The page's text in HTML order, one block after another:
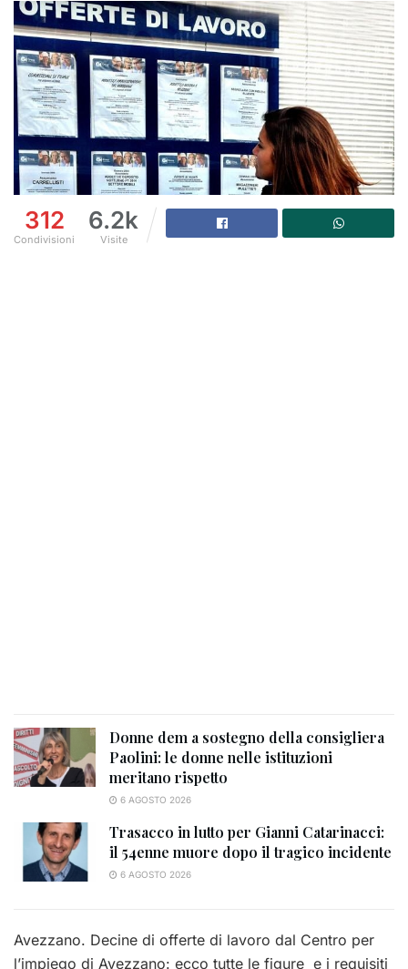
312
Condivisioni
6.2k
Visite
Donne dem a sostegno della consigliera
Paolini: le donne nelle istituzioni
meritano rispetto
6 AGOSTO 2026
Trasacco in lutto per Gianni Catarinacci:
il 54enne muore dopo il tragico incidente
6 AGOSTO 2026
Avezzano. Decine di offerte di lavoro dal Centro per
l’impiego di Avezzano: ecco tutte le figure e i requisiti